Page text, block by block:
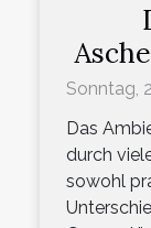
für
Sonntag,
Das
durch
sowohl